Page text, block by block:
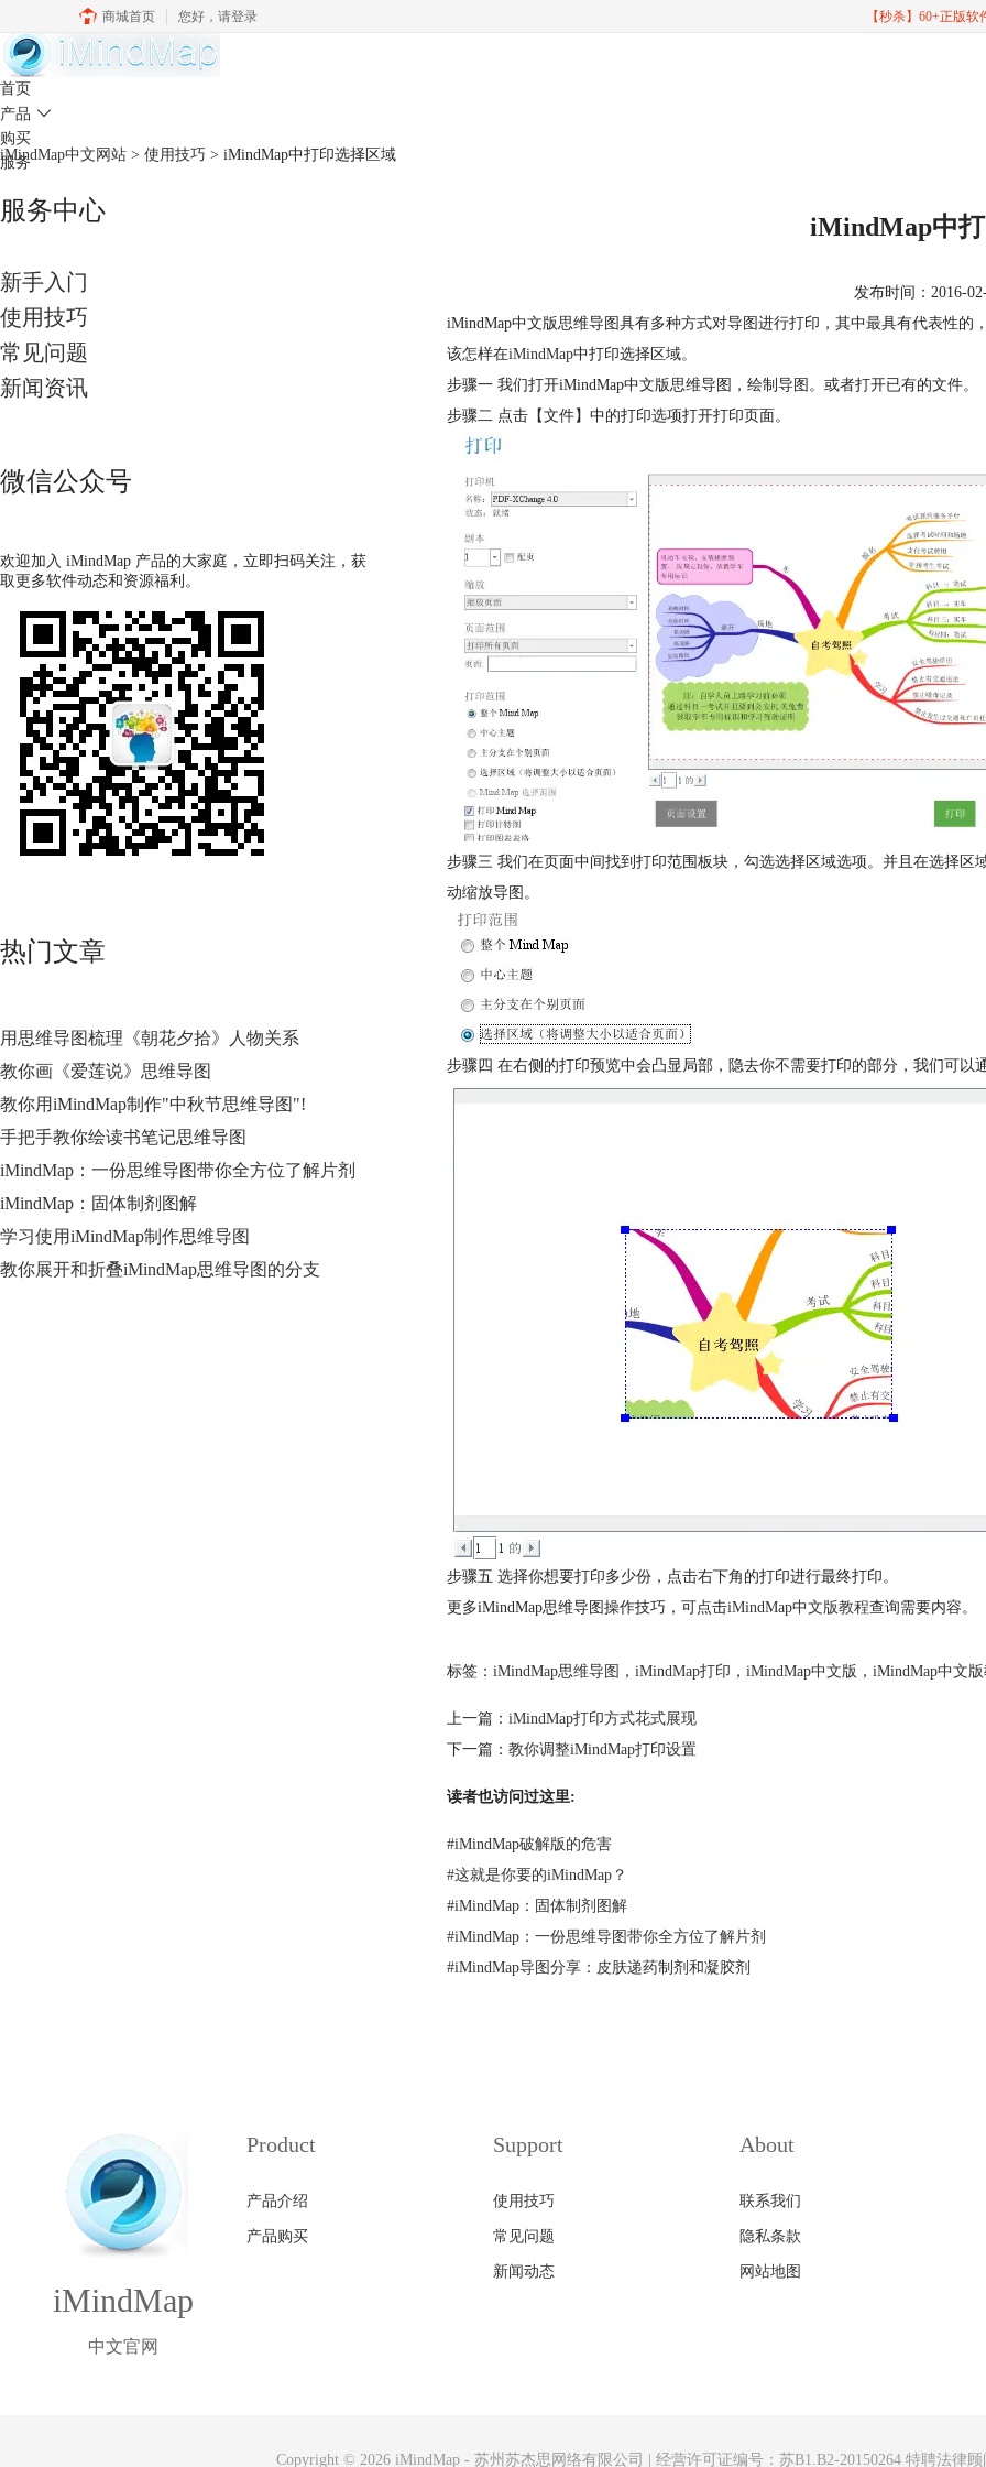
商城首页 您好， 请登录 【秒杀】60+正版
首页
产品 
购买
服务
iMindMap中文网站 > 使用技巧 > iMindMap中打印选择区域
服务中心
新手入门
使用技巧
常见问题
新闻资讯
微信公众号
欢迎加入 iMindMap 产品的大家庭，立即扫码关注，获
取更多软件动态和资源福利。
热门文章
用思维导图梳理《朝花夕拾》人物关系
教你画《爱莲说》思维导图
教你用iMindMap制作"中秋节思维导图"!
手把手教你绘读书笔记思维导图
iMindMap：一份思维导图带你全方位了解片剂
iMindMap：固体制剂图解
学习使用iMindMap制作思维导图
教你展开和折叠iMindMap思维导图的分支
iMindMap中
发布时间：2016-
iMindMap中文版思维导图具有多种方式对导图进行打印，其中最具有代表性的
该怎样在iMindMap中打印选择区域。
步骤一 我们打开iMindMap中文版思维导图，绘制导图。或者打开已有的文件。
步骤二 点击【文件】中的打印选项打开打印页面。
步骤三 我们在页面中间找到打印范围板块，勾选选择区域选项。并且在选择
动缩放导图。
步骤四 在右侧的打印预览中会凸显局部，隐去你不需要打印的部分，我们可以
步骤五 选择你想要打印多少份，点击右下角的打印进行最终打印。
更多iMindMap思维导图操作技巧，可点击iMindMap中文版教程查询需要内容。
标签： iMindMap思维导图 ， iMindMap打印 ， iMindMap中文版 ， iMindMap中文
上一篇： iMindMap打印方式花式展现
下一篇： 教你调整iMindMap打印设置
读者也访问过这里:
#iMindMap破解版的危害
#这就是你要的iMindMap？
#iMindMap：固体制剂图解
#iMindMap：一份思维导图带你全方位了解片剂
#iMindMap导图分享：皮肤递药制剂和凝胶剂
iMindMap
中文官网
Product
产品介绍
产品购买
Support
使用技巧
常见问题
新闻动态
About
联系我们
隐私条款
网站地图
Copyright © 2026 iMindMap - 苏州苏杰思网络有限公司 经营许可证编号：苏B1.B2-20150264 特聘法律